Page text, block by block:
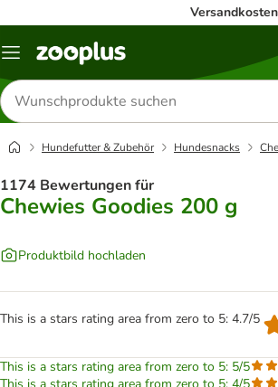
Menü
Produkte
suchen
Hundefutter & Zubehör Hundesnacks
1174 Bewertungen für
Chewies Goodies 200 g
Produktbild hochladen
This is a stars rating area from zero to 5: 4.7/5
This is a stars rating area from zero to 5: 5/5